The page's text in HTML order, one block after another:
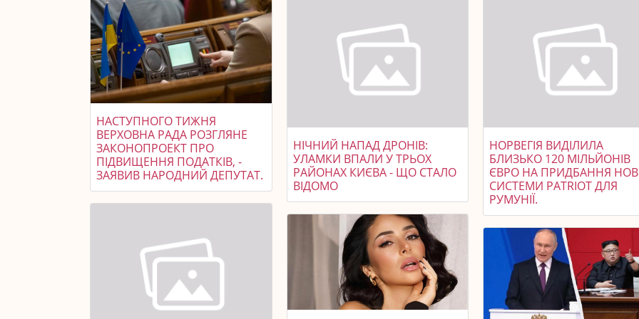
НАСТУПНОГО ТИЖНЯ
ВЕРХОВНА РАДА РОЗГЛЯНЕ
ЗАКОНОПРОЕКТ ПРО
ПІДВИЩЕННЯ ПОДАТКІВ, -
ЗАЯВИВ НАРОДНИЙ ДЕПУТАТ.
НІЧНИЙ НАПАД ДРОНІВ:
УЛАМКИ ВПАЛИ У ТРЬОХ
РАЙОНАХ КИЄВА - ЩО СТАЛО
ВІДОМО
НОРВЕГІЯ ВИДІЛИЛА
БЛИЗЬКО 120 МІЛЬЙОНІВ
ЄВРО НА ПРИДБАННЯ
СИСТЕМИ PATRIOT ДЛЯ
РУМУНІЇ.